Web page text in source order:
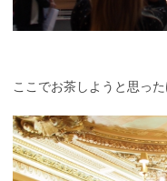
ここでお茶しようと思った